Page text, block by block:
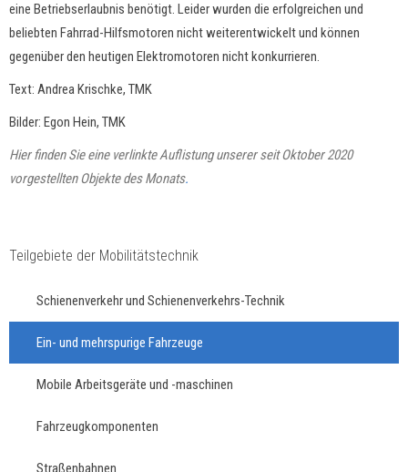
eine Betriebserlaubnis benötigt. Leider wurden die erfolgreichen und
beliebten Fahrrad-Hilfsmotoren nicht weiterentwickelt und können
gegenüber den heutigen Elektromotoren nicht konkurrieren.
Text: Andrea Krischke, TMK
Bilder: Egon Hein, TMK
Hier finden Sie eine verlinkte Auflistung unserer seit Oktober 2020
vorgestellten Objekte des Monats.
Teilgebiete der Mobilitätstechnik
Schienenverkehr und Schienenverkehrs-Technik
Ein- und mehrspurige Fahrzeuge
Mobile Arbeitsgeräte und -maschinen
Fahrzeugkomponenten
Straßenbahnen